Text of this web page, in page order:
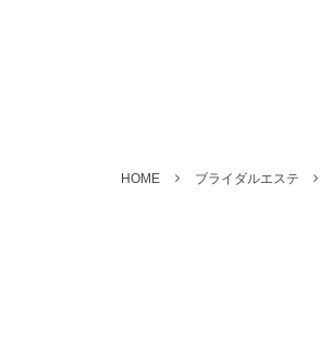
HOME ブライダルエステ